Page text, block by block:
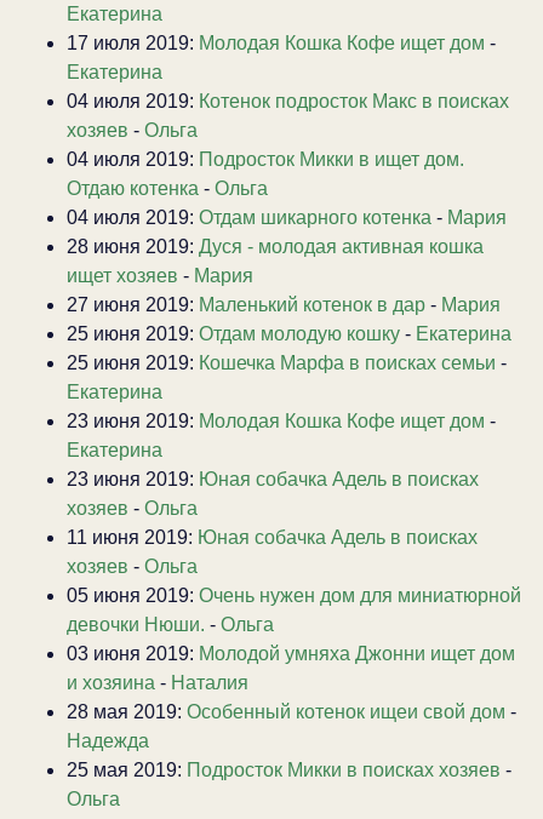
Екатерина
17 июля 2019: Молодая Кошка Кофе ищет дом -
Екатерина
04 июля 2019: Котенок подросток Макс в поисках
хозяев - Ольга
04 июля 2019: Подросток Микки в ищет дом.
Отдаю котенка - Ольга
04 июля 2019: Отдам шикарного котенка - Мария
28 июня 2019: Дуся - молодая активная кошка
ищет хозяев - Мария
27 июня 2019: Маленький котенок в дар - Мария
25 июня 2019: Отдам молодую кошку - Екатерина
25 июня 2019: Кошечка Марфа в поисках семьи -
Екатерина
23 июня 2019: Молодая Кошка Кофе ищет дом -
Екатерина
23 июня 2019: Юная собачка Адель в поисках
хозяев - Ольга
11 июня 2019: Юная собачка Адель в поисках
хозяев - Ольга
05 июня 2019: Очень нужен дом для миниатюрной
девочки Нюши. - Ольга
03 июня 2019: Молодой умняха Джонни ищет дом
и хозяина - Наталия
28 мая 2019: Особенный котенок ищеи свой дом -
Надежда
25 мая 2019: Подросток Микки в поисках хозяев -
Ольга